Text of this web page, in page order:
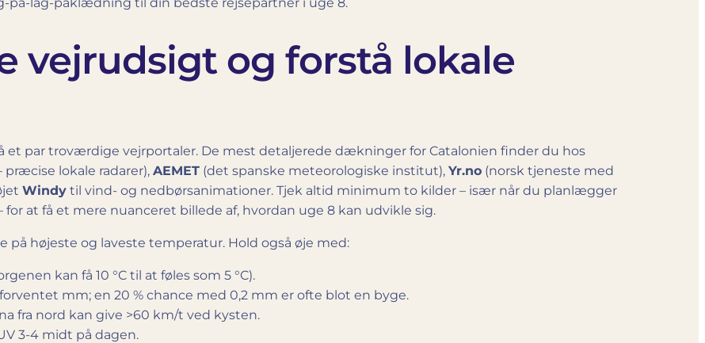
vejrudsigt og forstå lokale
par troværdige vejrportaler. De mest detaljerede dækninger for Catalonien finder du hos
lokale radarer), AEMET (det spanske meteorologiske institut), Yr.no (norsk tjeneste med
Windy til vind- og nedbørs­animationer. Tjek altid minimum to kilder – især når du planlægger
at få et mere nuanceret billede af, hvordan uge 8 kan udvikle sig.
højeste og laveste temperatur. Hold også øje med:
kan få 10 °C til at føles som 5 °C).
mm; en 20 % chance med 0,2 mm er ofte blot en byge.
fra nord kan give >60 km/t ved kysten.
3-4 midt på dagen.